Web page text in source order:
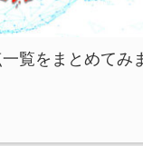
覧をまとめてみ